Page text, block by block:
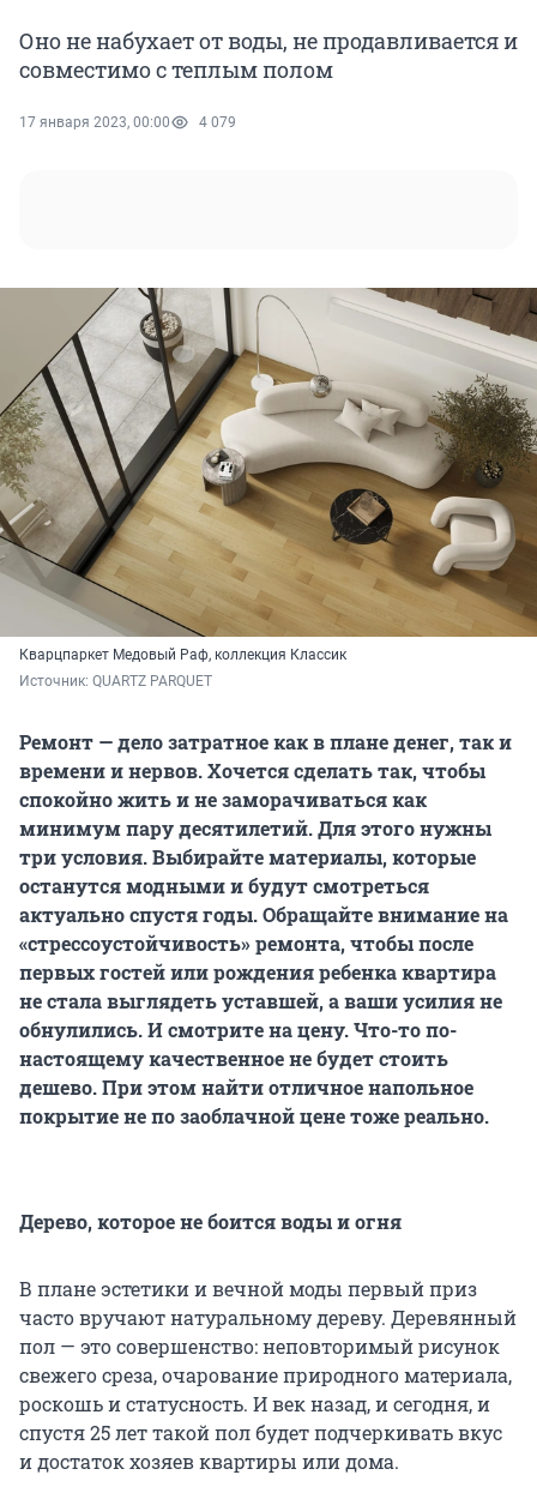
Оно не набухает от воды, не продавливается и
совместимо с теплым полом
17 января 2023, 00:00 4 079
Кварцпаркет Медовый Раф, коллекция Классик
Источник: QUARTZ PARQUET
Ремонт — дело затратное как в плане денег, так и
времени и нервов. Хочется сделать так, чтобы
спокойно жить и не заморачиваться как
минимум пару десятилетий. Для этого нужны
три условия. Выбирайте материалы, которые
останутся модными и будут смотреться
актуально спустя годы. Обращайте внимание на
«стрессоустойчивость» ремонта, чтобы после
первых гостей или рождения ребенка квартира
не стала выглядеть уставшей, а ваши усилия не
обнулились. И смотрите на цену. Что-то по-
настоящему качественное не будет стоить
дешево. При этом найти отличное напольное
покрытие не по заоблачной цене тоже реально.
Дерево, которое не боится воды и огня
В плане эстетики и вечной моды первый приз
часто вручают натуральному дереву. Деревянный
пол — это совершенство: неповторимый рисунок
свежего среза, очарование природного материала,
роскошь и статусность. И век назад, и сегодня, и
спустя 25 лет такой пол будет подчеркивать вкус
и достаток хозяев квартиры или дома.